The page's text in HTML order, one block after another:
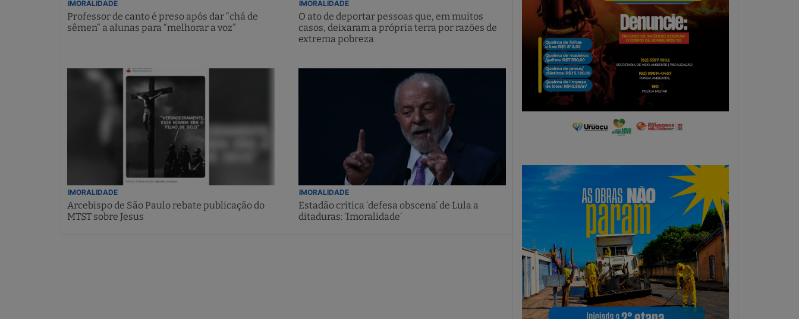
IMORALIDADE
Professor de canto é preso após dar “chá de
sêmen” a alunas para “melhorar a voz”
IMORALIDADE
O ato de deportar pessoas que, em muitos
casos, deixaram a própria terra por razões de
extrema pobreza
IMORALIDADE
Arcebispo de São Paulo rebate publicação do
MTST sobre Jesus
IMORALIDADE
Estadão critica ‘defesa obscena’ de Lula a
ditaduras: ‘Imoralidade’